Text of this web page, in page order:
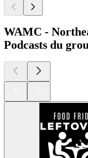
WAMC -
Podcasts du